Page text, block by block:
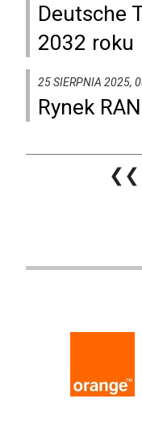
Deutsche
2032 roku
25 SIERPNIA 2025,
Rynek
❮❮